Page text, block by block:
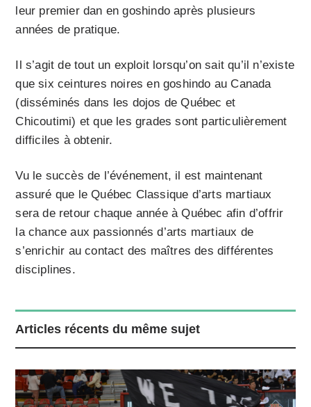
leur premier dan en goshindo après plusieurs
années de pratique.
Il s’agit de tout un exploit lorsqu’on sait qu’il n’existe
que six ceintures noires en goshindo au Canada
(disséminés dans les dojos de Québec et
Chicoutimi) et que les grades sont particulièrement
difficiles à obtenir.
Vu le succès de l’événement, il est maintenant
assuré que le Québec Classique d’arts martiaux
sera de retour chaque année à Québec afin d’offrir
la chance aux passionnés d’arts martiaux de
s’enrichir au contact des maîtres des différentes
disciplines.
Articles récents du même sujet